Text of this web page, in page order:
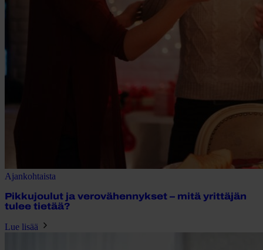
Ajankohtaista
Pikkujoulut ja verovähennykset – mitä yrittäjän
tulee tietää?
Lue lisää